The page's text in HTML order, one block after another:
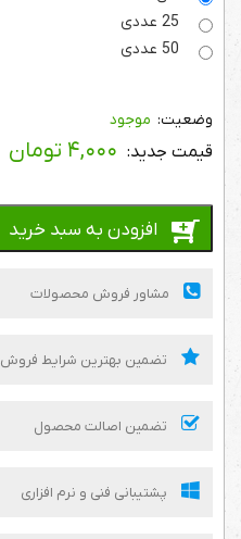
موجود
۴,۰۰۰ تومان
افزودن به سبد خرید
مشاور فروش محصولات
تضمین بهترین شرایط فروش
تضمین اصالت محصول
پشتیبانی فنی و نرم افزاری